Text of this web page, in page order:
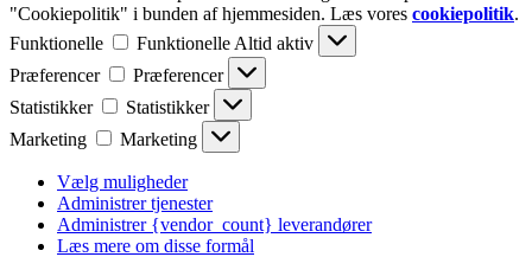
"Cookiepolitik" i bunden af hjemmesiden. Læs vores cookiepolitik.
Funktionelle
Funktionelle Altid aktiv
Præferencer
Præferencer
Statistikker
Statistikker
Marketing
Marketing
Vælg muligheder
Administrer tjenester
Administrer {vendor_count} leverandører
Læs mere om disse formål